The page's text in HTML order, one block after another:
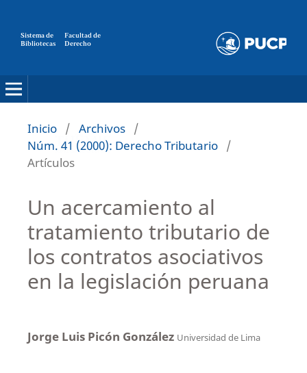
Sistema de
Bibliotecas
Facultad de
Derecho
Inicio / Archivos /
Núm. 41 (2000): Derecho Tributario /
Artículos
Un acercamiento al
tratamiento tributario de
los contratos asociativos
en la legislación peruana
Jorge Luis Picón González Universidad de Lima